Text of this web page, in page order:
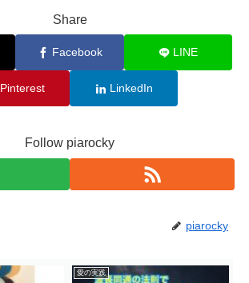
Share
Facebook LINE
Pinterest LinkedIn
Follow piarocky
piarocky
愛の実践